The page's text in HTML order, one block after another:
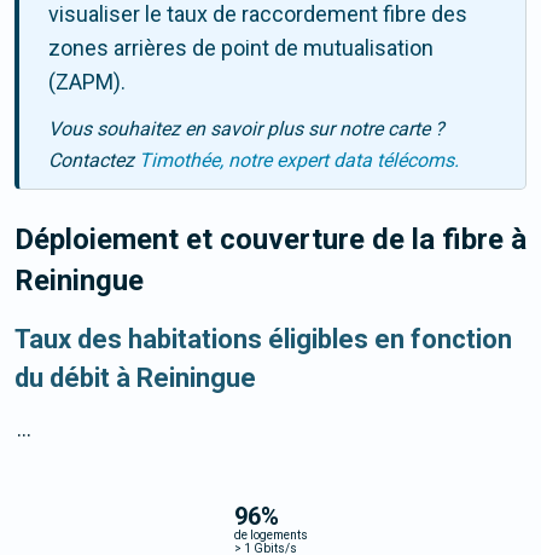
visualiser le taux de raccordement fibre des
zones arrières de point de mutualisation
(ZAPM).
Vous souhaitez en savoir plus sur notre carte ?
Contactez Timothée, notre expert data télécoms.
Déploiement et couverture de la fibre à
Reiningue
Taux des habitations éligibles en fonction
du débit à Reiningue
96%
de logements
> 1 Gbits/s
...